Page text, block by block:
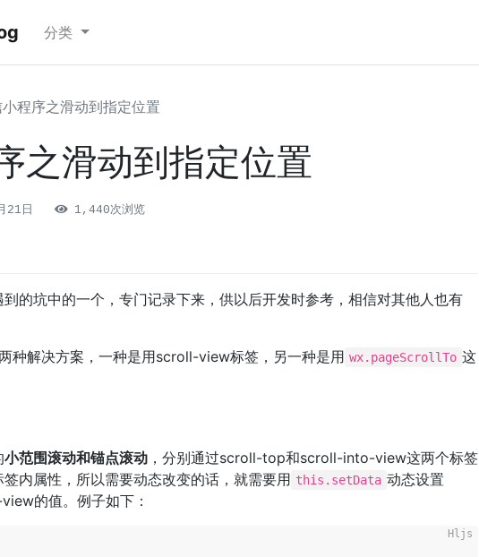
分类
程序之滑动到指定位置
之滑动到指定位置
21日 1,440次浏览
的坑中的一个，专门记录下来，供以后开发时参考，相信对其他人也有
种解决方案，一种是用scroll-view标签，另一种是用 wx.pageScrollTo 这
小范围滚动和锚点滚动 ，分别通过scroll-top和scroll-into-view这两个标签
内属性，所以需要动态改变的话，就需要用 this.setData 动态设置
的值。例子如下：